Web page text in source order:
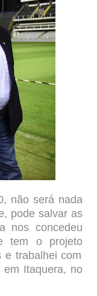
não será nada
pode salvar as
nos concedeu
tem o projeto
e trabalhei com
Itaquera, no